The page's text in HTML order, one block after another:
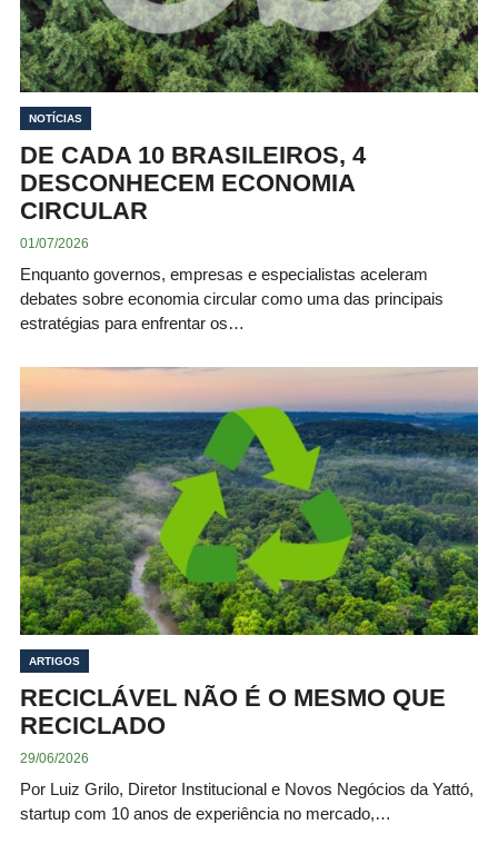
NOTÍCIAS
DE CADA 10 BRASILEIROS, 4
DESCONHECEM ECONOMIA
CIRCULAR
01/07/2026
Enquanto governos, empresas e especialistas aceleram
debates sobre economia circular como uma das principais
estratégias para enfrentar os…
ARTIGOS
RECICLÁVEL NÃO É O MESMO QUE
RECICLADO
29/06/2026
Por Luiz Grilo, Diretor Institucional e Novos Negócios da Yattó,
startup com 10 anos de experiência no mercado,…